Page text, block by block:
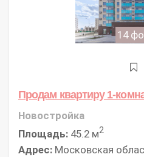
14
Продам квартиру 1-
Новостройка
Площадь: 45.2 м2
Адрес: Московская